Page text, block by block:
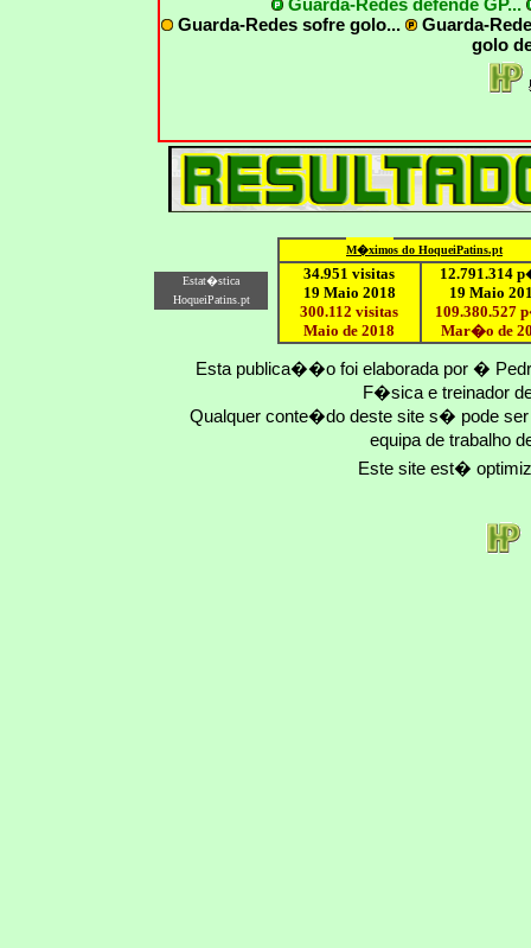
Guarda-Redes defende GP...
Guarda-Redes sofre golo...
Guarda-
golo
Estat�stica
HoqueiPatins.pt
M�ximos do HoqueiPatins.pt
34.951 visitas
19 Maio 2018
300.112 visitas
Maio de 2018
12.791.314
19 Maio
109.380.527
Mar�o de
Esta publica��o foi elaborada por �
F�sica e treinador
Qualquer conte�do deste site s� pode
equipa de trabalho
Este site est�